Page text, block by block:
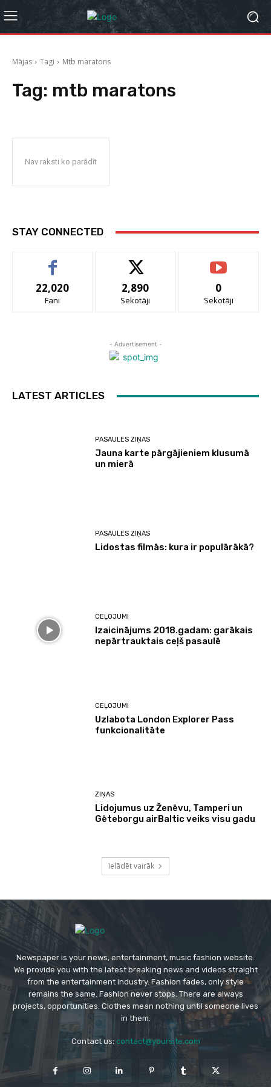
Mājas Tagi Mtb maratons
Tag: mtb maratons
Nav raksti ko parādīt
STAY CONNECTED
22,020
Fani
2,890
Sekotāji
0
Sekotāji
- Advertisement -
LATEST ARTICLES
PASAULES ZIŅAS
Jauna karte pārgājieniem klusumā
un mierā
PASAULES ZIŅAS
Lidostas filmās: kura ir populārākā?
CEĻOJUMI
Izaicinājums 2018.gadam: garākais
nepārtrauktais ceļš pasaulē
CEĻOJUMI
Uzlabota London Explorer Pass
funkcionalitāte
ZIŅAS
Lidojumus uz Ženēvu, Tamperi un
Gēteborgu airBaltic veiks visu gadu
Ielādēt vairāk
Newspaper is your news, entertainment, music fashion website.
We provide you with the latest breaking news and videos straight
from the entertainment industry. Fashion fades, only style
remains the same. Fashion never stops. There are always
projects, opportunities. Clothes mean nothing until someone lives
in them.
Contact us: contact@yoursite.com